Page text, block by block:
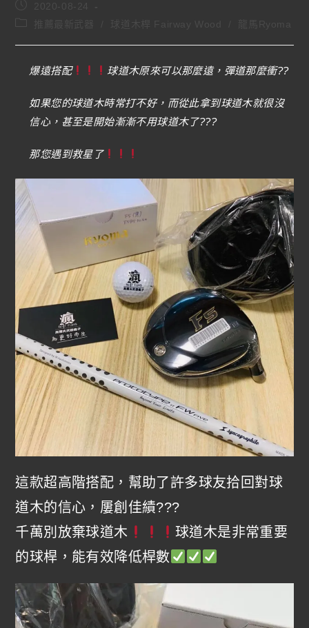
2020-08-24
球道木桿 Fairway Wood 龍馬Ryoma
爆遠搭配 球道木原來可以那麼遠，彈道那麼衝??
如果您的球道木時常打不好，而從此拿到球道木就很沒
信心，甚至是開始漸漸不用球道木了???
那您遇到救星了
這款超高階搭配，幫助了許多球友拾回對球
道木的信心，屢創佳績???
千萬別放棄球道木
球道木是非常重要
的球桿，能有效降低桿數